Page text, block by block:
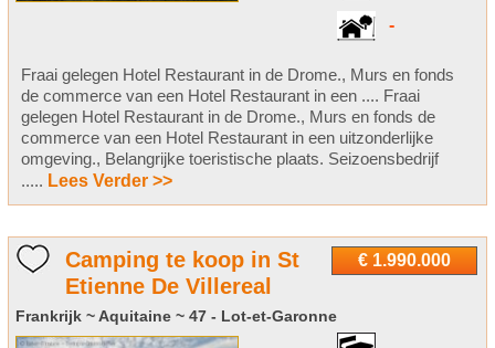
-
Fraai gelegen Hotel Restaurant in de Drome., Murs en fonds
de commerce van een Hotel Restaurant in een .... Fraai
gelegen Hotel Restaurant in de Drome., Murs en fonds de
commerce van een Hotel Restaurant in een uitzonderlijke
omgeving., Belangrijke toeristische plaats. Seizoensbedrijf
..... Lees Verder >>
€ 1.990.000
Camping te koop in St
Etienne De Villereal
Frankrijk ~ Aquitaine ~ 47 - Lot-et-Garonne